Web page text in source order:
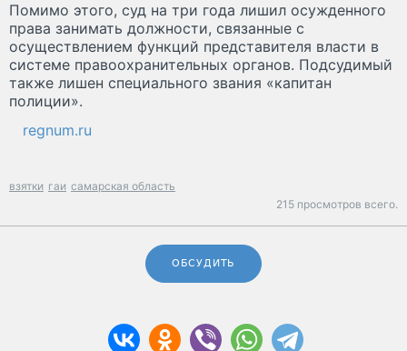
Помимо этого, суд на три года лишил осужденного
права занимать должности, связанные с
осуществлением функций представителя власти в
системе правоохранительных органов. Подсудимый
также лишен специального звания «капитан
полиции».
regnum.ru
взятки гаи самарская область
215 просмотров всего.
ОБСУДИТЬ